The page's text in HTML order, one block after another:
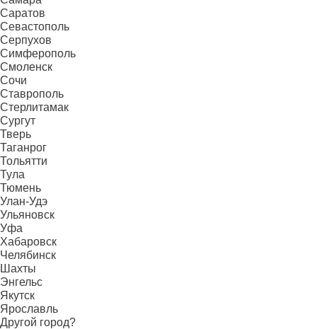
Саратов
Севастополь
Серпухов
Симферополь
Смоленск
Сочи
Ставрополь
Стерлитамак
Сургут
Тверь
Таганрог
Тольятти
Тула
Тюмень
Улан-Удэ
Ульяновск
Уфа
Хабаровск
Челябинск
Шахты
Энгельс
Якутск
Ярославль
Другой город?